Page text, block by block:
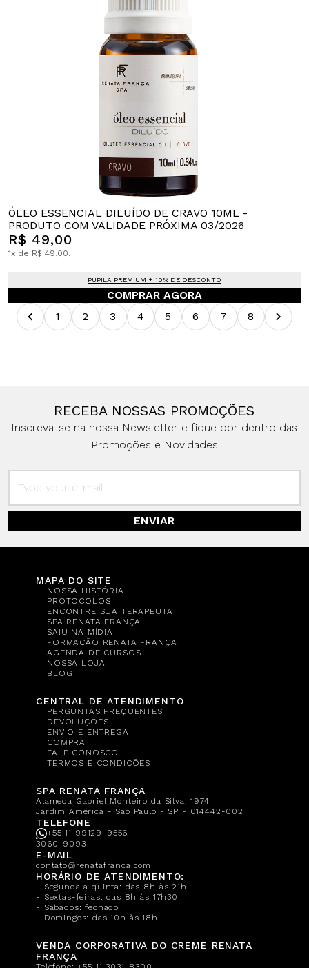
ÓLEO ESSENCIAL DILUÍDO DE CRAVO 10ML -
PRODUTO COM VALIDADE PRÓXIMA 03/2026
R$ 49,00
1x de R$ 49,00.
PUPILA PREMIUM + 10% DE DESCONTO
COMPRAR AGORA
1
2 3 4 5 6 7 8
RECEBA NOSSAS PROMOÇÕES
Inscreva-se na nossa Newsletter e fique por dentro das
Promoções e Novidades
ENVIAR
MAPA DO SITE
NOSSA HISTÓRIA
PROTOCOLOS
ENCONTRE SUA TERAPEUTA
SPA RENATA FRANÇA
SAIU NA MÍDIA
FORMAÇÃO RENATA FRANÇA
AGENDA DE CURSOS
NOSSA LOJA
BLOG
CENTRAL DE ATENDIMENTO
PERGUNTAS FREQUENTES
DEVOLUÇÕES
ENVIO E ENTREGA
COMPRA
FALE CONOSCO
TERMOS E CONDIÇÕES
SPA RENATA FRANÇA
Alameda Gabriel Monteiro da Silva, 1974
Jardim América - São Paulo - SP - 014442-002
TELEFONE
+55 11 99129-9556
3060-9093
E-MAIL
contato@renatafranca.com
HORÁRIO DE ATENDIMENTO:
- Segunda a quinta: das 8h às 21h
- Sextas-feiras: das 8h às 17h30
- Sábados: fechado
- Domingos: das 10h às 18h
VENDA CORPORATIVA DO CREME RENATA
FRANÇA